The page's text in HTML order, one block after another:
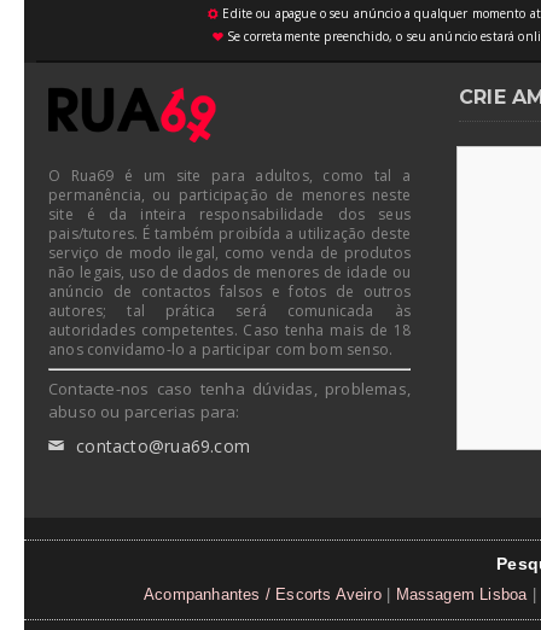
⚙ Edite ou apague o seu anúncio a qualquer momento
♥Se corretamente preenchido, o seu anúncio estará
O Rua69 é um site para adultos, como tal a
permanência, ou participação de menores neste
site é da inteira responsabilidade dos seus
pais/tutores. É também proibída a utilização deste
serviço de modo ilegal, como venda de produtos
não legais, uso de dados de menores de idade ou
anúncio de contactos falsos e fotos de outros
autores; tal prática será comunicada às
autoridades competentes. Caso tenha mais de 18
anos convidamo-lo a participar com bom senso.
Contacte-nos caso tenha dúvidas, problemas,
abuso ou parcerias para:
✉ contacto@rua69.com
CRIE
Acompanhantes / Escorts Aveiro Massagem Lisboa